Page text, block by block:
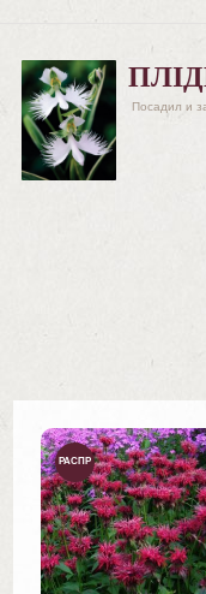
Посадил и
РАСПР
ОДАЖ
А!